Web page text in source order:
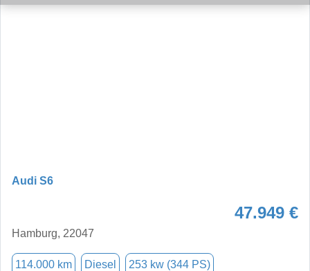
Audi S6
47.949 €
Hamburg, 22047
114.000 km Diesel 253 kw (344 PS)